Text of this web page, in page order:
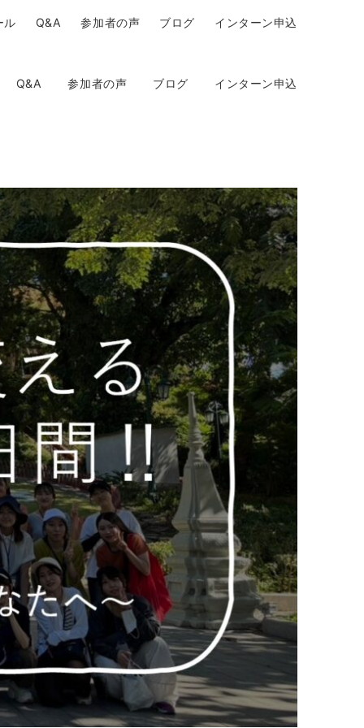
Q&A 参加者の声 ブログ インターン申込
ル Q&A 参加者の声 ブログ インターン申込